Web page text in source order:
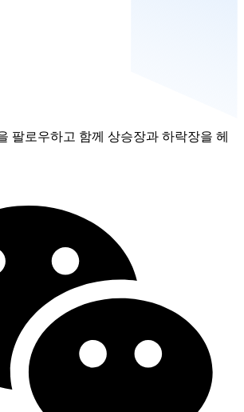
팔로우하고 함께 상승장과 하락장을 헤